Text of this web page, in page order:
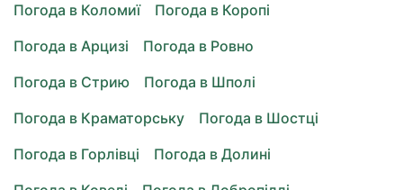
Погода в Коломиї
Погода в Коропі
Погода в Арцизі
Погода в Ровно
Погода в Стрию
Погода в Шполі
Погода в Краматорську
Погода в Шостці
Погода в Горлівці
Погода в Долині